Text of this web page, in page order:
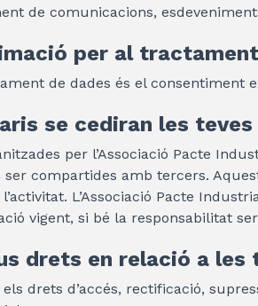
de comunicacions,
per al
de dades és el consentiment
se cediran les teves
per l’Associació Pacte
ser compartides amb tercers.
L’Associació Pacte
vigent, si bé la responsabilitat
drets en relació a les
els drets d’accés, rectificació,